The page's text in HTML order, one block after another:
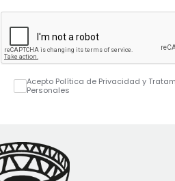
Acepto Política de Privacidad y
Personales